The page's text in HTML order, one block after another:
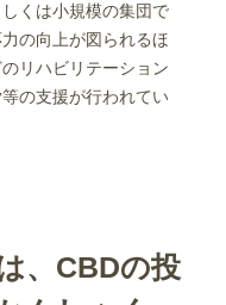
くは小規模の集団で
の向上が図られるほ
リハビリテーション
の支援が行われてい
、CBDの投